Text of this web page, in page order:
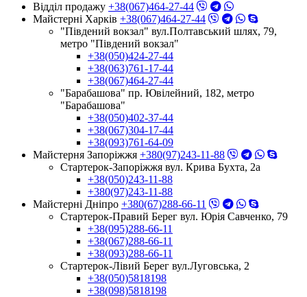
Відділ продажу +38(067)464-27-44
Майстерні Харків +38(067)464-27-44
"Південий вокзал" вул.Полтавський шлях, 79,
метро "Південий вокзал"
+38(050)424-27-44
+38(063)761-17-44
+38(067)464-27-44
"Барабашова" пр. Ювілейний, 182, метро
"Барабашова"
+38(050)402-37-44
+38(067)304-17-44
+38(093)761-64-09
Майстерня Запоріжжя +380(97)243-11-88
Стартерок-Запоріжжя вул. Крива Бухта, 2а
+38(050)243-11-88
+380(97)243-11-88
Майстерні Днiпро +380(67)288-66-11
Стартерок-Правий Берег вул. Юрія Савченко, 79
+38(095)288-66-11
+38(067)288-66-11
+38(093)288-66-11
Стартерок-Лівий Берег вул.Луговська, 2
+38(050)5818198
+38(098)5818198